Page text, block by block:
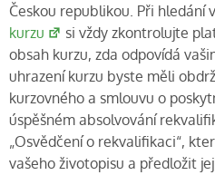
Českou republikou. Při hledání
kurzu
si vždy zkontrolujte
obsah kurzu, zda odpovídá
uhrazení kurzu byste měli
kurzovného a smlouvu o
úspěšném absolvování
„Osvědčení o rekvalifikaci“,
vašeho životopisu a předložit